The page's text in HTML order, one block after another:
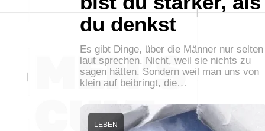
du denkst
Es gibt Dinge, über die Männer nur selten
laut sprechen. Nicht, weil sie nichts zu
sagen hätten. Sondern weil man uns von
klein auf beibringt, die…
LEBEN